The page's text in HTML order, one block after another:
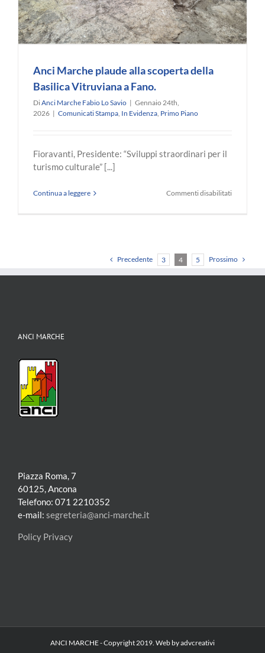
Anci Marche plaude alla scoperta della
Basilica Vitruviana a Fano.
DiAnci Marche Fabio Lo Savio | Gennaio 24th,
2026 | Comunicati Stampa, In Evidenza, Primo Piano
Fioravanti, Presidente: “Sviluppi straordinari per il
turismo culturale” [...]
Continua a leggere Commenti disabilitatisu
della
Vitruviana
Precedente 3 4 5 Prossimo
ANCI MARCHE
Piazza Roma, 7
60125, Ancona
Telefono: 071 2210352
e-mail: segreteria@anci-marche.it
Policy Privacy
ANCI MARCHE - Copyright 2019. Web by advcreativi